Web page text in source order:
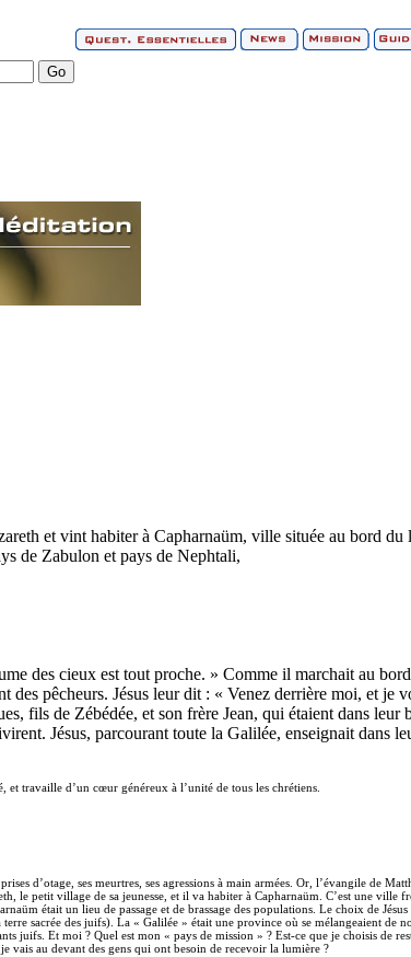
et vint habiter à Capharnaüm, ville située au bord
de Zabulon et pays de Nephtali,
des cieux est tout proche. » Comme il marchait au
pêcheurs. Jésus leur dit : « Venez derrière moi, et je
fils de Zébédée, et son frère Jean, qui étaient dans leur
Jésus, parcourant toute la Galilée, enseignait dans
travaille d’un cœur généreux à l’unité de tous les chrétiens.
d’otage, ses meurtres, ses agressions à main armées. Or, l’évangile de
le petit village de sa jeunesse, et il va habiter à Capharnaüm. C’est une ville
était un lieu de passage et de brassage des populations. Le choix de
sacrée des juifs). La « Galilée » était une province où se mélangeaient de
juifs. Et moi ? Quel est mon « pays de mission » ? Est-ce que je choisis de
vais au devant des gens qui ont besoin de recevoir la lumière ?